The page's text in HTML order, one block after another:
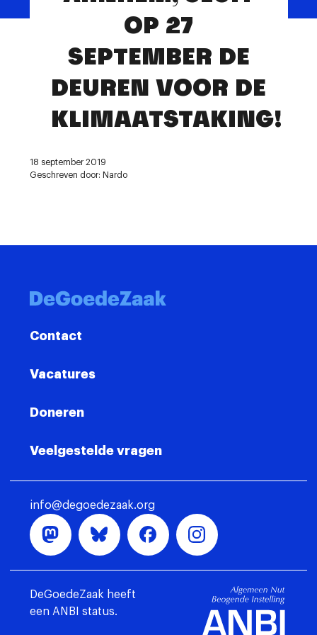
OP 27
SEPTEMBER DE
DEUREN VOOR DE
KLIMAATSTAKING!
18 september 2019
Geschreven door: Nardo
Contact
Vacatures
Doneren
Veelgestelde vragen
info@degoedezaak.org
DeGoedeZaak heeft
een ANBI status.